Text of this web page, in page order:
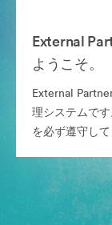
External
ようこそ。
External
理システムで
を必ず遵守して